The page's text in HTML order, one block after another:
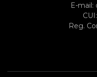
E-mail:
Reg.